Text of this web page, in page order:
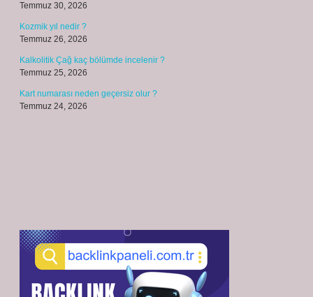
Temmuz 30, 2026
Kozmik yıl nedir ?
Temmuz 26, 2026
Kalkolitik Çağ kaç bölümde incelenir ?
Temmuz 25, 2026
Kart numarası neden geçersiz olur ?
Temmuz 24, 2026